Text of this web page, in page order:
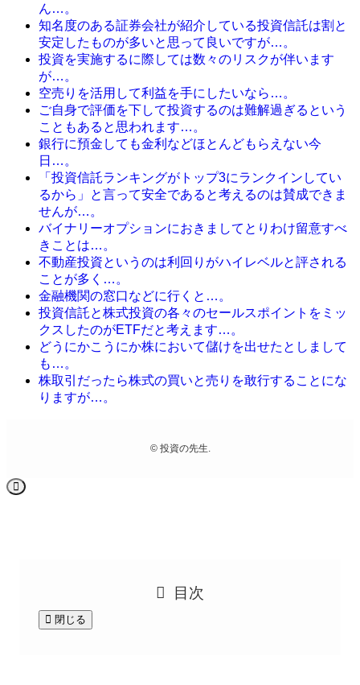
ん…。
知名度のある証券会社が紹介している投資信託は割と
安定したものが多いと思って良いですが…。
投資を実施するに際しては数々のリスクが伴います
が…。
空売りを活用して利益を手にしたいなら…。
ご自身で評価を下して投資するのは難解過ぎるという
こともあると思われます…。
銀行に預金しても金利などほとんどもらえない今
日…。
「投資信託ランキングがトップ3にランクインしてい
るから」と言って安全であると考えるのは賛成できま
せんが…。
バイナリーオプションにおきましてとりわけ留意すべ
きことは…。
不動産投資というのは利回りがハイレベルと評される
ことが多く…。
金融機関の窓口などに行くと…。
投資信託と株式投資の各々のセールスポイントをミッ
クスしたのがETFだと考えます…。
どうにかこうにか株において儲けを出せたとしまして
も…。
株取引だったら株式の買いと売りを敢行することにな
りますが…。
©投資の先生.
目次
閉じる